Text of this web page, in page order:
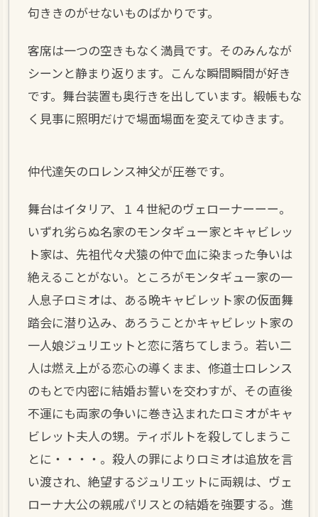
句ききのがせないものばかりです。
客席は一つの空きもなく満員です。そのみんなが
シーンと静まり返ります。こんな瞬間瞬間が好き
です。舞台装置も奥行きを出しています。緞帳もな
く見事に照明だけで場面場面を変えてゆきます。
仲代達矢のロレンス神父が圧巻です。
舞台はイタリア、１４世紀のヴェローナーーー。
いずれ劣らぬ名家のモンタギュー家とキャビレッ
ト家は、先祖代々犬猿の仲で血に染まった争いは
絶えることがない。ところがモンタギュー家の一
人息子ロミオは、ある晩キャビレット家の仮面舞
踏会に潜り込み、あろうことかキャビレット家の
一人娘ジュリエットと恋に落ちてしまう。若い二
人は燃え上がる恋心の導くまま、修道士ロレンス
のもとで内密に結婚お誓いを交わすが、その直後
不運にも両家の争いに巻き込まれたロミオがキャ
ビレット夫人の甥。ティボルトを殺してしまうこ
とに・・・・。殺人の罪によりロミオは追放を言
い渡され、絶望するジュリエットに両親は、ヴェ
ローナ大公の親戚パリスとの結婚を強要する。進